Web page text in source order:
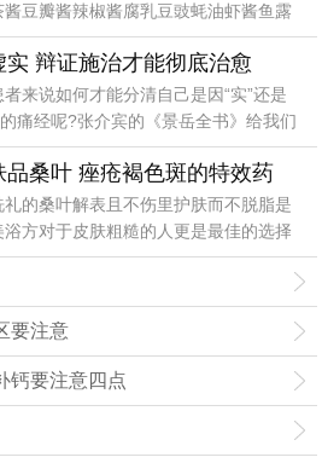
酱豆瓣酱辣椒酱腐乳豆豉蚝油虾酱鱼露
调味品也都含有大量的钠。
实 辩证施治才能彻底治愈
来说如何才能分清自己是因“实”还是
的痛经呢?张介宾的《景岳全书》给我们
法“经行腹痛证有虚实。
品桑叶 痤疮褐色斑的特效药
的桑叶解表且不伤里护肤而不脱脂是
方对于皮肤粗糙的人更是最佳的选择
变得细嫩起来。
要注意
钙要注意四点